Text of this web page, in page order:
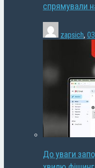
спрямували
zapsich,
До уваги